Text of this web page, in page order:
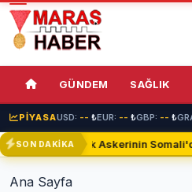
GÜNDEM SAĞLIK
PİYASAUSD: -- ₺EUR: -- ₺GBP: -- ₺
SON DAKİKATürk Askerinin
Ana Sayfa